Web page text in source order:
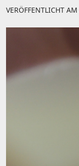
VERÖFFENTLICHT AM